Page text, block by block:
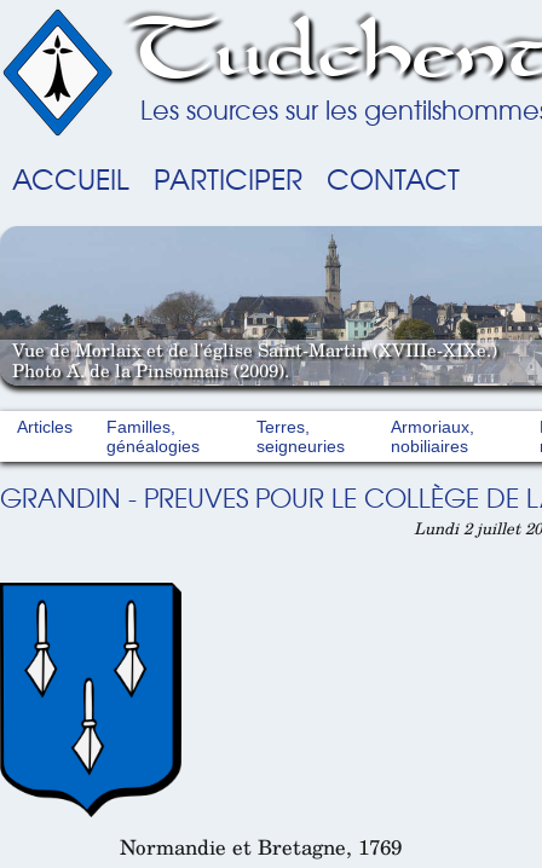
Les sources sur les
ACCUEIL PARTICIPER CONTACT
Vue de Morlaix et de l'église Saint-Martin (XVIIIe-XIXe.)
Photo A. de la Pinsonnais (2009).
Articles
Familles,
généalogies
Terres,
seigneuries
Armoriaux,
nobiliaires
GRANDIN - PREUVES POUR LE COLLÈGE DE
Lundi 2 juillet
Normandie et Bretagne, 1769